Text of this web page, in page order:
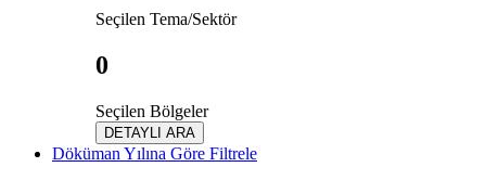
Seçilen Tema/Sektör
0
Seçilen Bölgeler
DETAYLI ARA
Döküman Yılına Göre Filtrele